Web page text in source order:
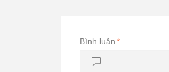
Bình luận*